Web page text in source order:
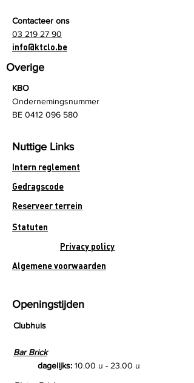
Contacteer ons
03 219 27 90
info@ktclo.be
Overige
KBO
Ondernemingsnummer
BE 0412 096 580
Nuttige Links
Intern reglement
Gedragscode
Reserveer terrein
Statuten
Privacy policy
Algemene voorwaarden
Openingstijden
Clubhuis
Bar Brick
dagelijks: 10.00 u - 23.00 u